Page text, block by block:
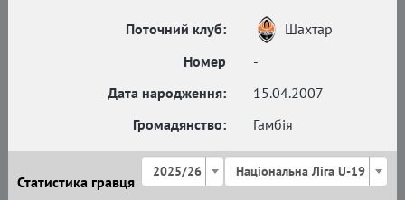
Поточний клуб:
Шахтар
Номер
-
Дата народження:
15.04.2007
Громадянство:
Гамбія
Статистика гравця
2025/26 Національна Ліга U-19